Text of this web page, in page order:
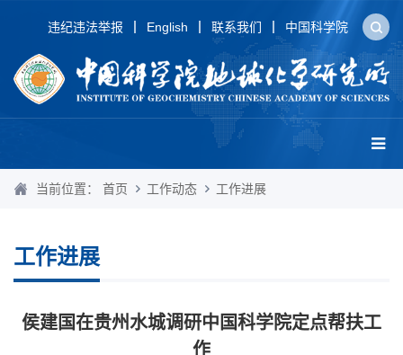
违纪违法举报 English 联系我们 中国科学院
当前位置： 首页 工作动态 工作进展
工作进展
侯建国在贵州水城调研中国科学院定点帮扶工
作